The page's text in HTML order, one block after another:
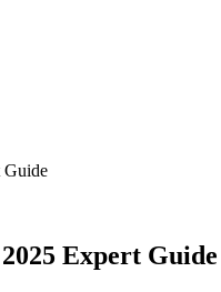
Guide
Expert Guide